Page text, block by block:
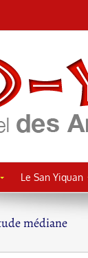
Le San Yiquan
médiane